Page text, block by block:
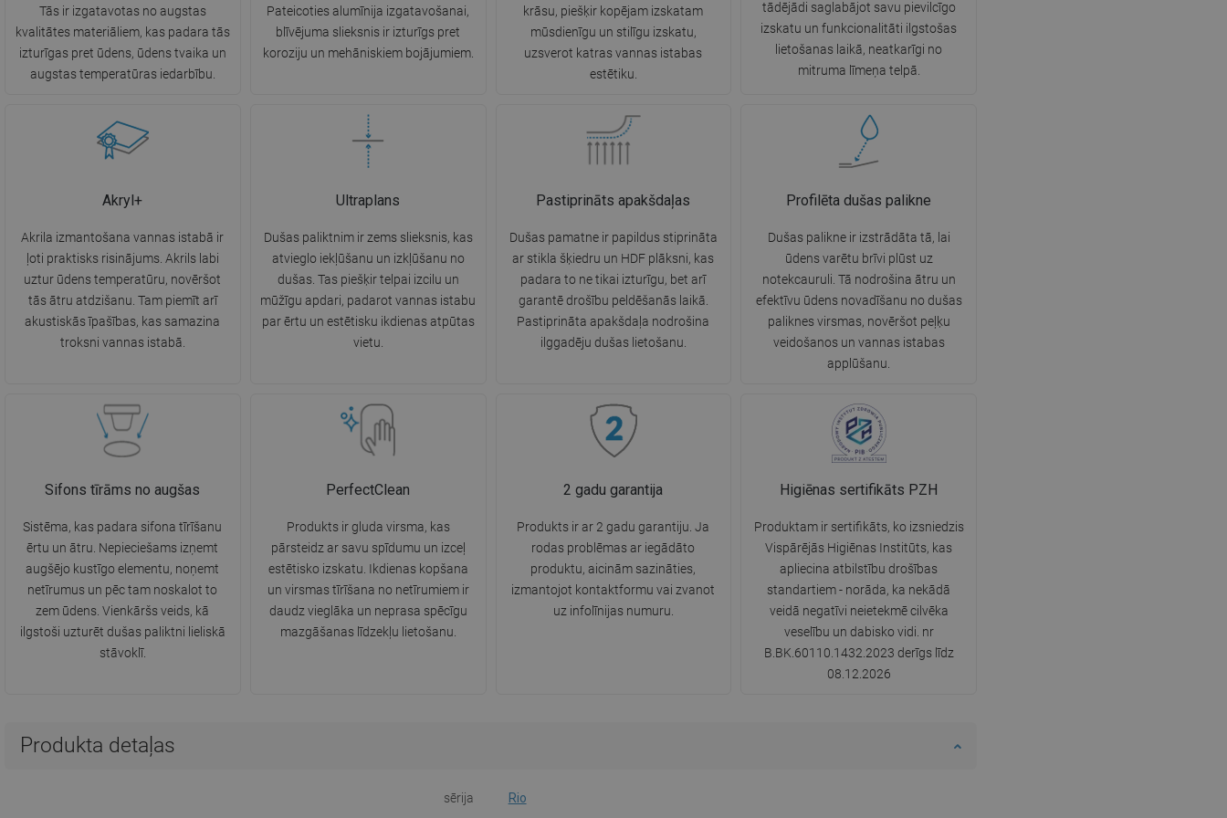
Tās ir izgatavotas no augstas
kvalitātes materiāliem, kas padara tās
izturīgas pret ūdens, ūdens tvaika un
augstas temperatūras iedarbību.
Pateicoties alumīnija izgatavošanai,
blīvējuma slieksnis ir izturīgs pret
koroziju un mehāniskiem bojājumiem.
krāsu, piešķir kopējam izskatam
mūsdienīgu un stilīgu izskatu,
uzsverot katras vannas istabas
estētiku.
tādējādi saglabājot savu pievilcīgo
izskatu un funkcionalitāti ilgstošas
lietošanas laikā, neatkarīgi no
mitruma līmeņa telpā.
Akryl+
Akrila izmantošana vannas istabā ir
ļoti praktisks risinājums. Akrils labi
uztur ūdens temperatūru, novēršot
tās ātru atdzišanu. Tam piemīt arī
akustiskās īpašības, kas samazina
troksni vannas istabā.
Ultraplans
Dušas paliktnim ir zems slieksnis, kas
atvieglo iekļūšanu un izkļūšanu no
dušas. Tas piešķir telpai izcilu un
mūžīgu apdari, padarot vannas istabu
par ērtu un estētisku ikdienas atpūtas
vietu.
Pastiprināts apakšdaļas
Dušas pamatne ir papildus stiprināta
ar stikla šķiedru un HDF plāksni, kas
padara to ne tikai izturīgu, bet arī
garantē drošību peldēšanās laikā.
Pastiprināta apakšdaļa nodrošina
ilggadēju dušas lietošanu.
Profilēta dušas palikne
Dušas palikne ir izstrādāta tā, lai
ūdens varētu brīvi plūst uz
notekcauruli. Tā nodrošina ātru un
efektīvu ūdens novadīšanu no dušas
paliknes virsmas, novēršot peļķu
veidošanos un vannas istabas
applūšanu.
Sifons tīrāms no augšas
Sistēma, kas padara sifona tīrīšanu
ērtu un ātru. Nepieciešams izņemt
augšējo kustīgo elementu, noņemt
netīrumus un pēc tam noskalot to
zem ūdens. Vienkāršs veids, kā
ilgstoši uzturēt dušas paliktni lieliskā
stāvoklī.
PerfectClean
Produkts ir gluda virsma, kas
pārsteidz ar savu spīdumu un izceļ
estētisko izskatu. Ikdienas kopšana
un virsmas tīrīšana no netīrumiem ir
daudz vieglāka un neprasa spēcīgu
mazgāšanas līdzekļu lietošanu.
2 gadu garantija
Produkts ir ar 2 gadu garantiju. Ja
rodas problēmas ar iegādāto
produktu, aicinām sazināties,
izmantojot kontaktformu vai zvanot
uz infolīnijas numuru.
Higiēnas sertifikāts PZH
Produktam ir sertifikāts, ko izsniedzis
Vispārējās Higiēnas Institūts, kas
apliecina atbilstību drošības
standartiem - norāda, ka nekādā
veidā negatīvi neietekmē cilvēka
veselību un dabisko vidi. nr
B.BK.60110.1432.2023 derīgs līdz
08.12.2026
Produkta detaļas
sērija Rio
SWEDISH
FINNISH